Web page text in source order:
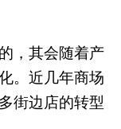
，其会随着产
。近几年商场
街边店的转型